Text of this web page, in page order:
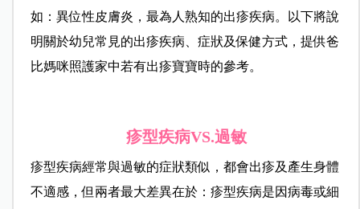
如：異位性皮膚炎，最為人熟知的出疹疾病。以下將說
明關於幼兒常見的出疹疾病、症狀及保健方式，提供爸
比媽咪照護家中若有出疹寶寶時的參考。
疹型疾病VS.過敏
疹型疾病經常與過敏的症狀類似，都會出疹及產生身體
不適感，但兩者最大差異在於：疹型疾病是因病毒或細